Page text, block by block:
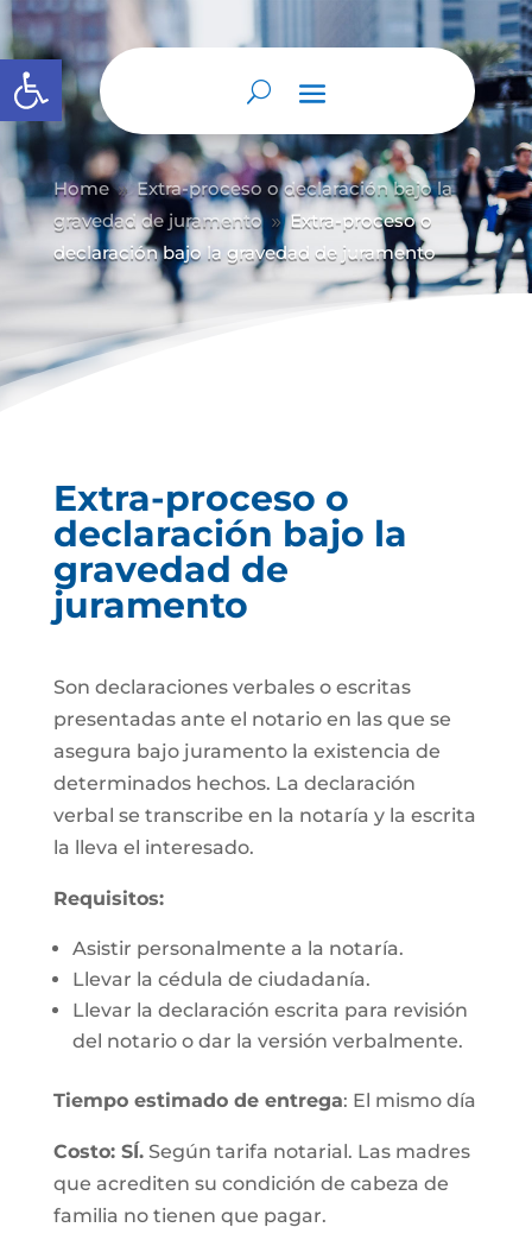
Abrir barra de herramientas
Home 9 Extra-proceso o declaración bajo la
gravedad de juramento 9 Extra-proceso o
declaración bajo la gravedad de juramento
Extra-proceso o
declaración bajo la
gravedad de
juramento
Son declaraciones verbales o escritas
presentadas ante el notario en las que se
asegura bajo juramento la existencia de
determinados hechos. La declaración
verbal se transcribe en la notaría y la escrita
la lleva el interesado.
Requisitos:
Asistir personalmente a la notaría.
Llevar la cédula de ciudadanía.
Llevar la declaración escrita para revisión
del notario o dar la versión verbalmente.
Tiempo estimado de entrega: El mismo día
Costo: SÍ.Según tarifa notarial. Las madres
que acrediten su condición de cabeza de
familia no tienen que pagar.